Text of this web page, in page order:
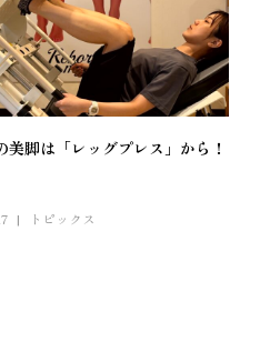
美脚は「レッグプレス」から！
トピックス